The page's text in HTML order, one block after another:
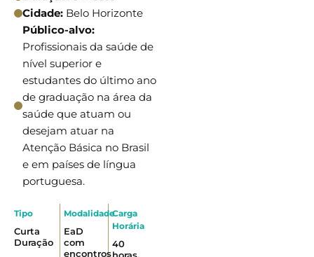
Cidade: Belo Horizonte
Público-alvo:
Profissionais da saúde de
nível superior e
estudantes do último ano
de graduação na área da
saúde que atuam ou
desejam atuar na
Atenção Básica no Brasil
e em países de língua
portuguesa.
Tipo
Curta
Duração
Modalidade
EaD
com
encontros
Carga
Horária
40